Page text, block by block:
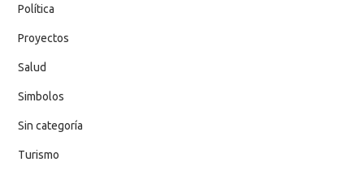
Política
Proyectos
Salud
Simbolos
Sin categoría
Turismo